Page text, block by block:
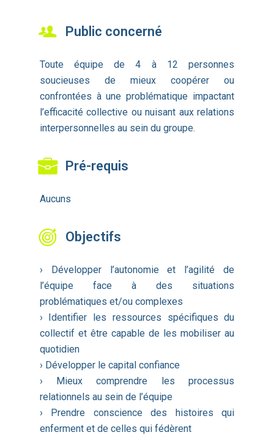
Public concerné
Toute équipe de 4 à 12 personnes
soucieuses de mieux coopérer ou
confrontées à une problématique impactant
l’efficacité collective ou nuisant aux relations
interpersonnelles au sein du groupe.
Pré-requis
Aucuns
Objectifs
› Développer l’autonomie et l’agilité de
l’équipe face à des situations
problématiques et/ou complexes
› Identifier les ressources spécifiques du
collectif et être capable de les mobiliser au
quotidien
› Développer le capital confiance
› Mieux comprendre les processus
relationnels au sein de l’équipe
› Prendre conscience des histoires qui
enferment et de celles qui fédèrent